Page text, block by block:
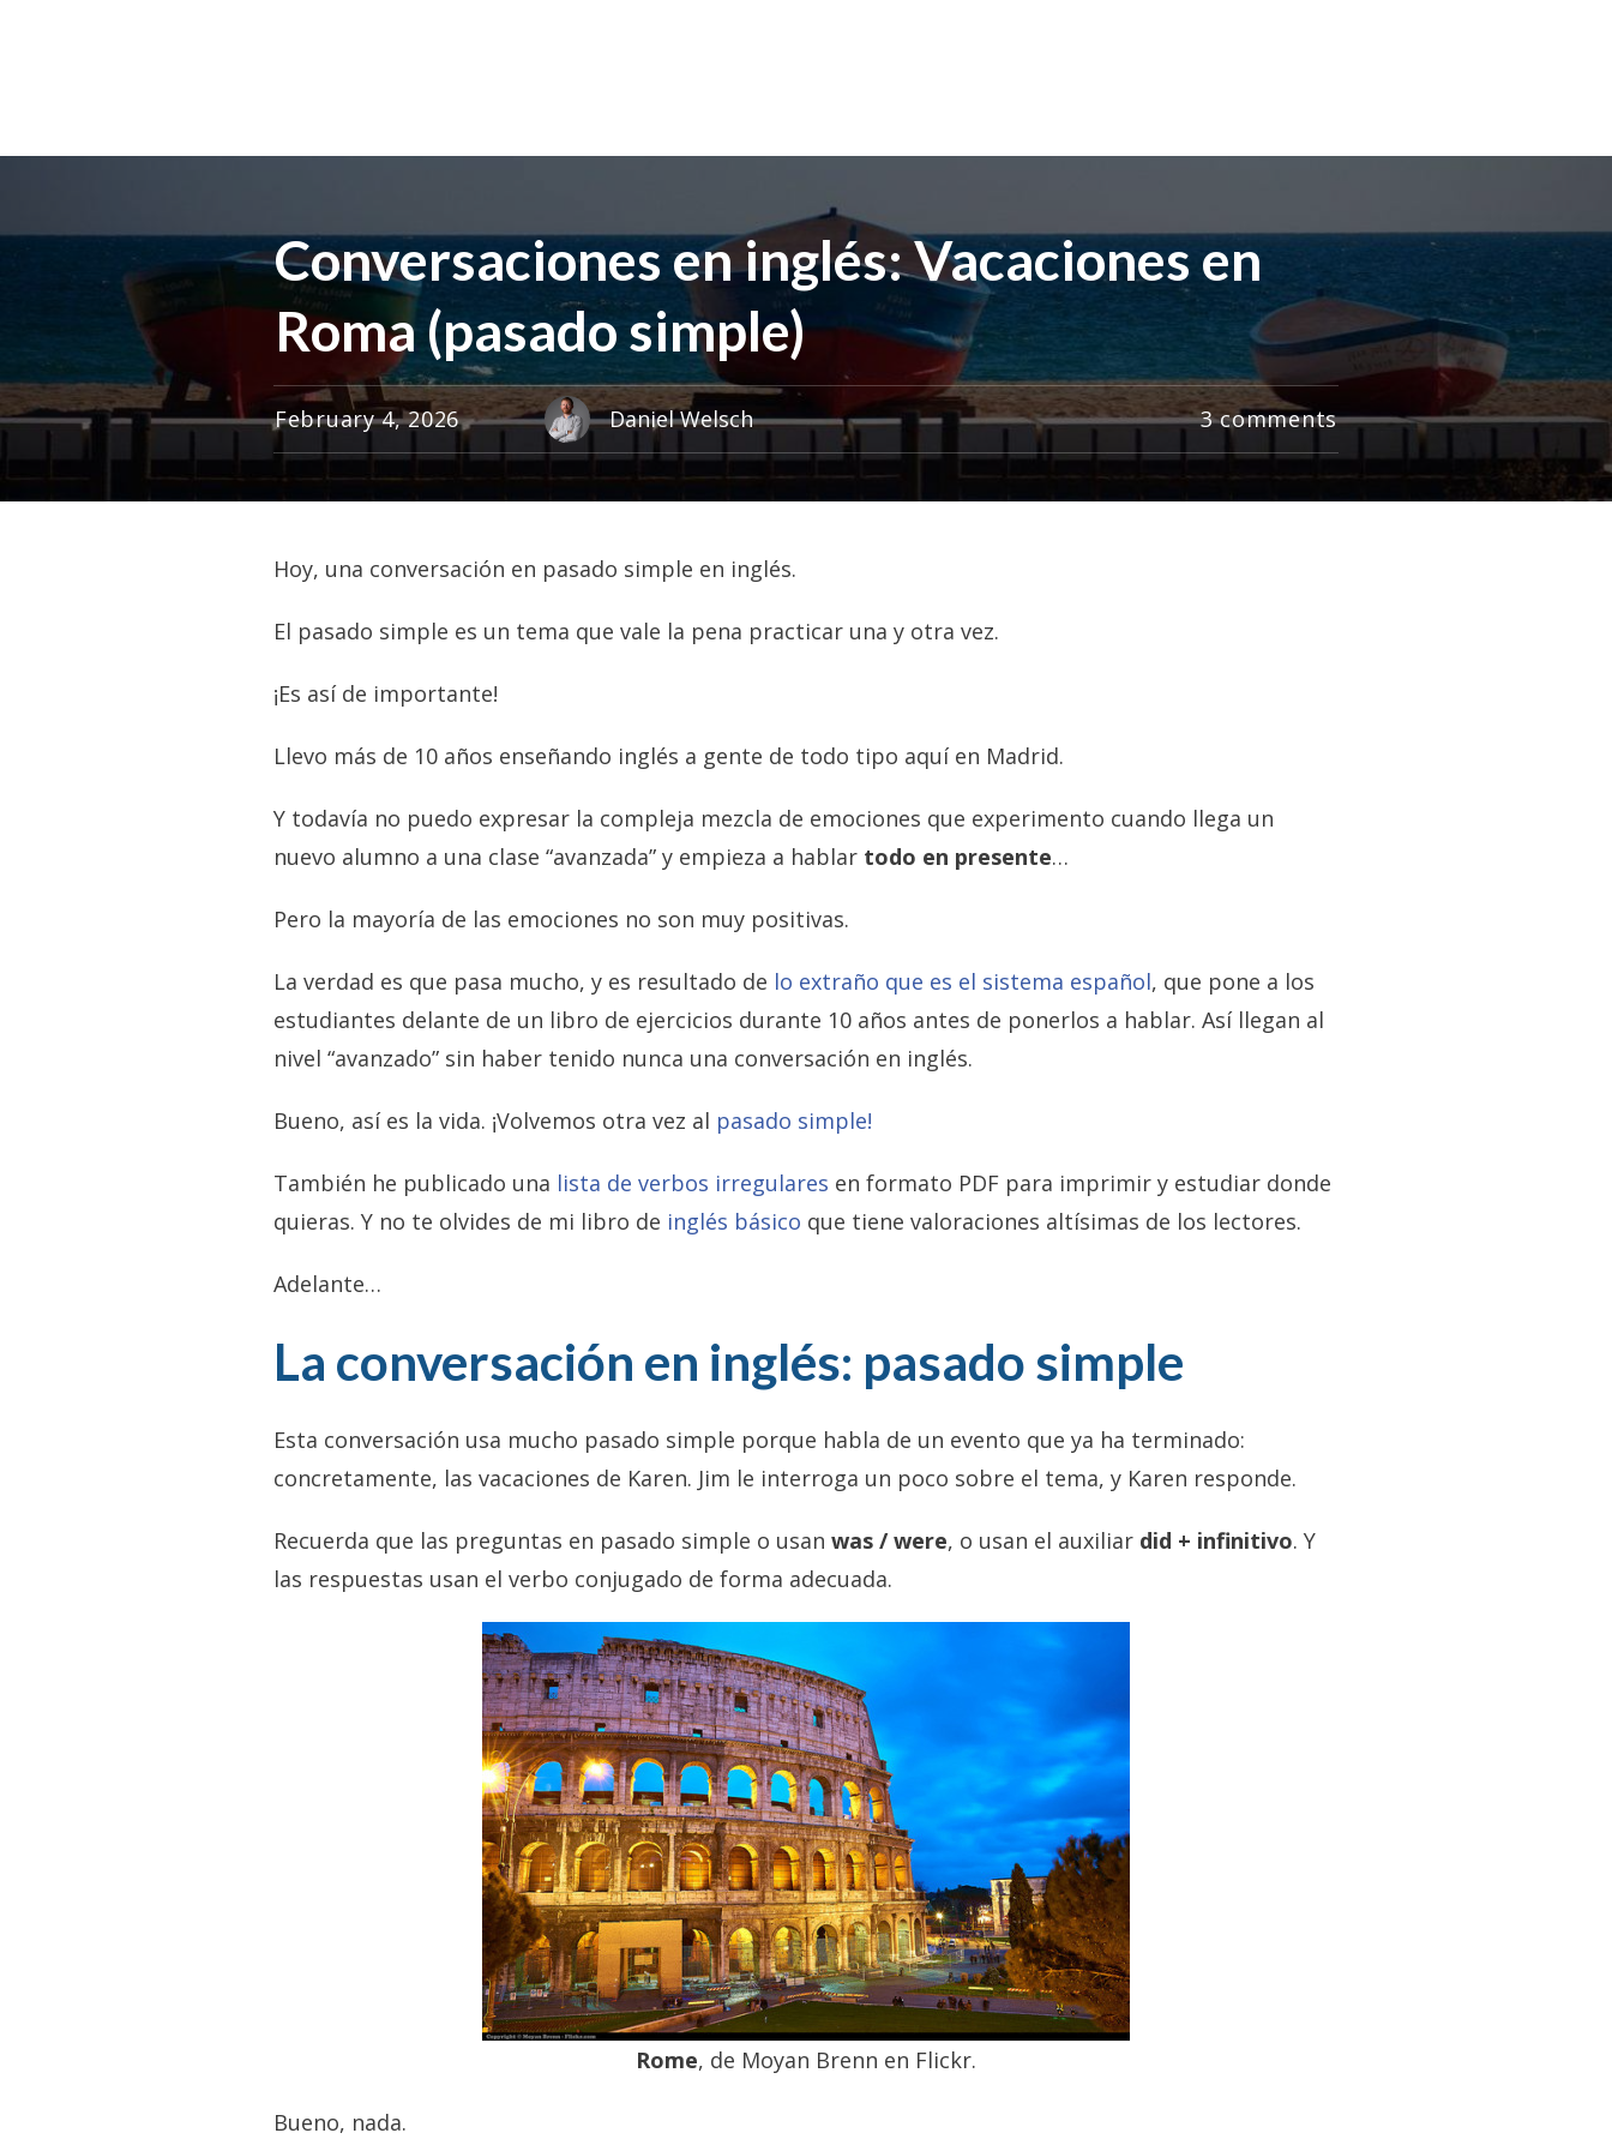
Conversaciones en inglés: Vacaciones en
Roma (pasado simple)
February 4, 2026 Daniel Welsch 3comments
Hoy, una conversación en pasado simple en inglés.
El pasado simple es un tema que vale la pena practicar una y otra vez.
¡Es así de importante!
Llevo más de 10 años enseñando inglés a gente de todo tipo aquí en Madrid.
Y todavía no puedo expresar la compleja mezcla de emociones que experimento cuando llega un
nuevo alumno a una clase “avanzada” y empieza a hablar todo en presente…
Pero la mayoría de las emociones no son muy positivas.
La verdad es que pasa mucho, y es resultado de lo extraño que es el sistema español, que pone a los
estudiantes delante de un libro de ejercicios durante 10 años antes de ponerlos a hablar. Así llegan al
nivel “avanzado” sin haber tenido nunca una conversación en inglés.
Bueno, así es la vida. ¡Volvemos otra vez al pasado simple!
También he publicado una lista de verbos irregulares en formato PDF para imprimir y estudiar donde
quieras. Y no te olvides de mi libro de inglés básico que tiene valoraciones altísimas de los lectores.
Adelante…
La conversación en inglés: pasado simple
Esta conversación usa mucho pasado simple porque habla de un evento que ya ha terminado:
concretamente, las vacaciones de Karen. Jim le interroga un poco sobre el tema, y Karen responde.
Recuerda que las preguntas en pasado simple o usan was / were, o usan el auxiliar did + infinitivo. Y
las respuestas usan el verbo conjugado de forma adecuada.
Rome, de Moyan Brenn en Flickr.
Bueno, nada.